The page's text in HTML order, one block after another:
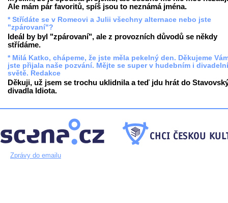
Ale mám pár favoritů, spíš jsou to neznámá jména.
* Střídáte se v Romeovi a Julii všechny alternace nebo jste
"zpárovaní"?
Ideál by byl "zpárovaní", ale z provozních důvodů se někdy
střídáme.
* Milá Katko, chápeme, že jste měla pekelný den. Děkujeme
jste přijala naše pozvání. Mějte se super v hudebním i
světě. Redakce
Děkuji, už jsem se trochu uklidnila a teď jdu hrát do
divadla Idiota.
Zprávy do emailu